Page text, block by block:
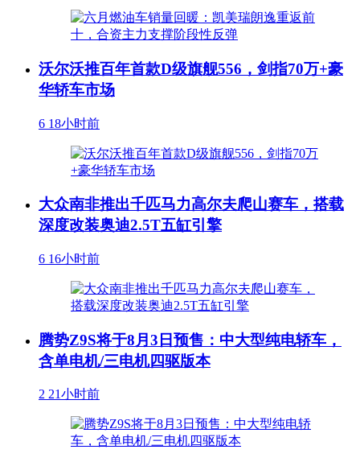
沃尔沃推百年首款D级旗舰556，剑指70万+豪
华轿车市场
6 18小时前
大众南非推出千匹马力高尔夫爬山赛车，搭载
深度改装奥迪2.5T五缸引擎
6 16小时前
腾势Z9S将于8月3日预售：中大型纯电轿车，
含单电机/三电机四驱版本
2 21小时前